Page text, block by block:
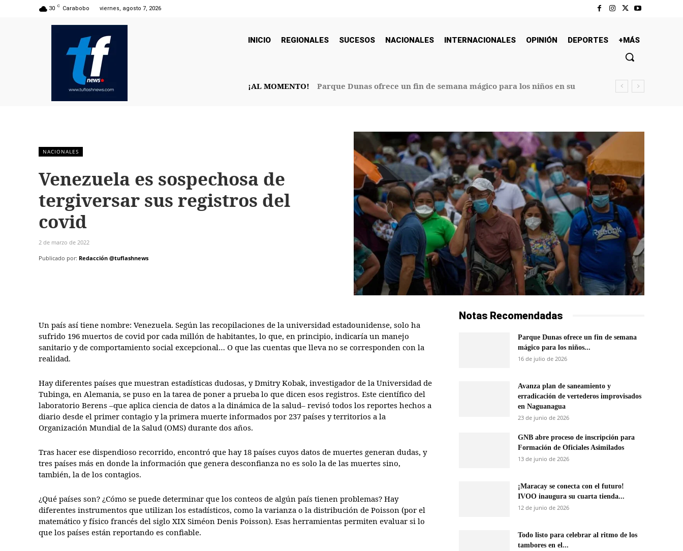
30 C Carabobo viernes, agosto 7, 2026
INICIO REGIONALES SUCESOS NACIONALES INTERNACIONALES OPINIÓN DEPORTES +MÁS
¡AL MOMENTO!
Parque Dunas ofrece un fin de semana mágico para los niños en su
NACIONALES
Venezuela es sospechosa de
tergiversar sus registros del
covid
2 de marzo de 2022
Publicado por: Redacción @tuflashnews
Un país así tiene nombre: Venezuela. Según las recopilaciones de la universidad estadounidense, solo ha
sufrido 196 muertos de covid por cada millón de habitantes, lo que, en principio, indicaría un manejo
sanitario y de comportamiento social excepcional… O que las cuentas que lleva no se corresponden con la
realidad.
Hay diferentes países que muestran estadísticas dudosas, y Dmitry Kobak, investigador de la Universidad de
Tubinga, en Alemania, se puso en la tarea de poner a prueba lo que dicen esos registros. Este científico del
laboratorio Berens –que aplica ciencia de datos a la dinámica de la salud– revisó todos los reportes hechos a
diario desde el primer contagio y la primera muerte informados por 237 países y territorios a la
Organización Mundial de la Salud (OMS) durante dos años.
Tras hacer ese dispendioso recorrido, encontró que hay 18 países cuyos datos de muertes generan dudas, y
tres países más en donde la información que genera desconfianza no es solo la de las muertes sino,
también, la de los contagios.
¿Qué países son? ¿Cómo se puede determinar que los conteos de algún país tienen problemas? Hay
diferentes instrumentos que utilizan los estadísticos, como la varianza o la distribución de Poisson (por el
matemático y físico francés del siglo XIX Siméon Denis Poisson). Esas herramientas permiten evaluar si lo
que los países están reportando es confiable.
Notas Recomendadas
Parque Dunas ofrece un fin de semana
mágico para los niños...
16 de julio de 2026
Avanza plan de saneamiento y
erradicación de vertederos improvisados
en Naguanagua
23 de junio de 2026
GNB abre proceso de inscripción para
Formación de Oficiales Asimilados
13 de junio de 2026
¡Maracay se conecta con el futuro!
IVOO inaugura su cuarta tienda...
12 de junio de 2026
Todo listo para celebrar al ritmo de los
tambores en el...